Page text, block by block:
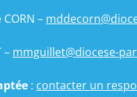
–
– mmguillet@diocese-
: contacter un